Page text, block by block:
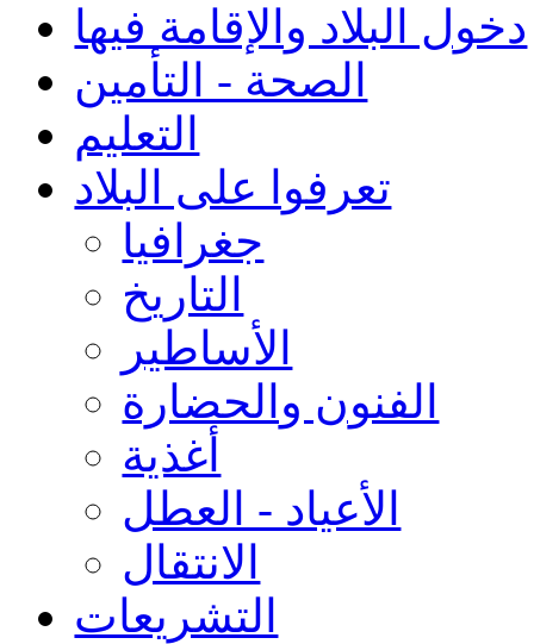
دخول البلاد والإقامة فيها
الصحة - التأمين
التعليم
تعرفوا على البلاد
جغرافيا
التاريخ
الأساطير
الفنون والحضارة
أغذية
الأعياد - العطل
الانتقال
التشريعات